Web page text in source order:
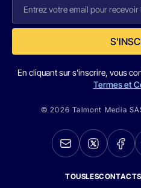
En cliquant sur s'inscrire, vous
Termes et
© 2026 Talmont Media